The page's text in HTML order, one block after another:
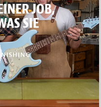
JOB,
SIE